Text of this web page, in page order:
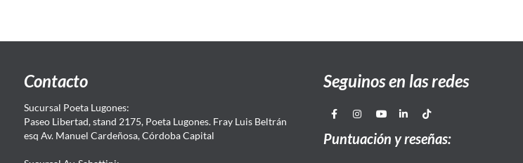
Contacto
Sucursal Poeta Lugones:
Paseo Libertad, stand 2175, Poeta Lugones. Fray Luis Beltrán
esq Av. Manuel Cardeñosa, Córdoba Capital
Seguinos en las redes
Puntuación y reseñas: